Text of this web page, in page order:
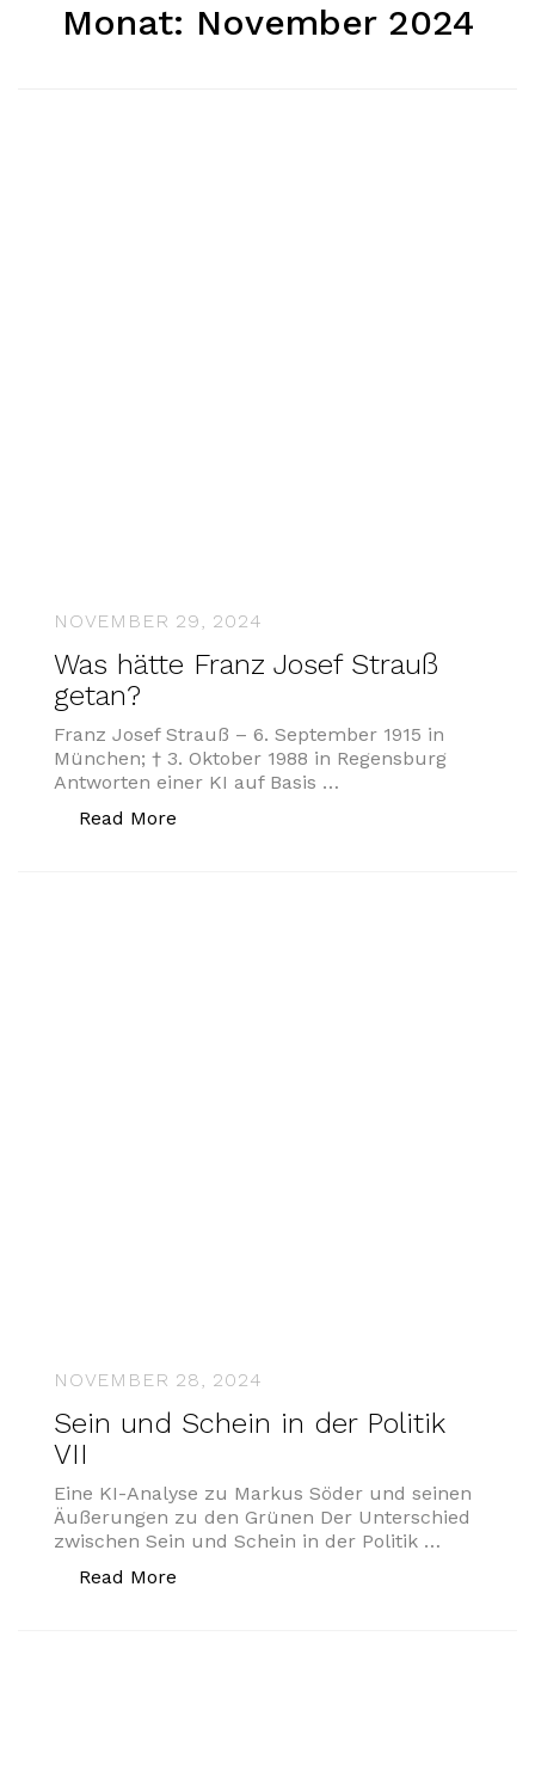
Monat: November 2024
NOVEMBER 29, 2024
Was hätte Franz Josef Strauß
getan?
Franz Josef Strauß – 6. September 1915 in
München; † 3. Oktober 1988 in Regensburg
Antworten einer KI auf Basis …
Read More
NOVEMBER 28, 2024
Sein und Schein in der Politik
VII
Eine KI-Analyse zu Markus Söder und seinen
Äußerungen zu den Grünen Der Unterschied
zwischen Sein und Schein in der Politik …
Read More